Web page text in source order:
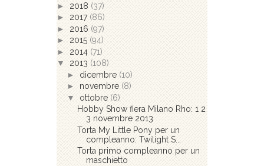
► 2018 (37)
► 2017 (86)
► 2016 (97)
► 2015 (94)
► 2014 (71)
▼ 2013 (108)
► dicembre (10)
► novembre (8)
▼ ottobre (6)
Hobby Show fiera Milano Rho: 1 2
3 novembre 2013
Torta My Little Pony per un
compleanno: Twilight S...
Torta primo compleanno per un
maschietto